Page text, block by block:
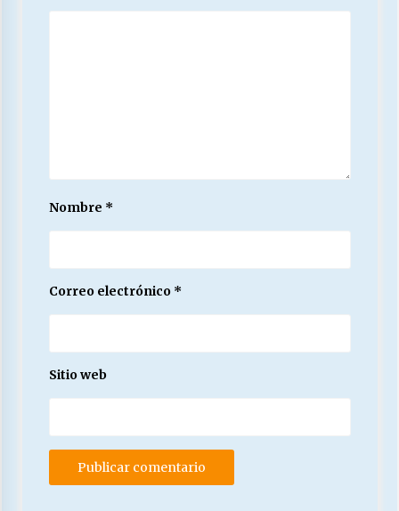
Nombre *
Correo electrónico *
Sitio web